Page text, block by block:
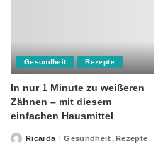
Gesundheit Rezepte
In nur 1 Minute zu weißeren
Zähnen – mit diesem
einfachen Hausmittel
PostedRicarda Gesundheit Rezepte